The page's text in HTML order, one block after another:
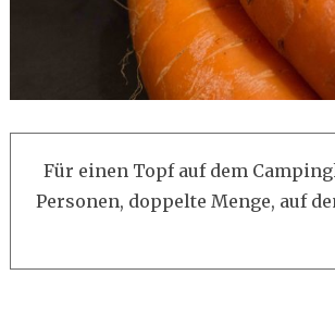
Für einen Topf auf dem
Personen, doppelte Menge, auf